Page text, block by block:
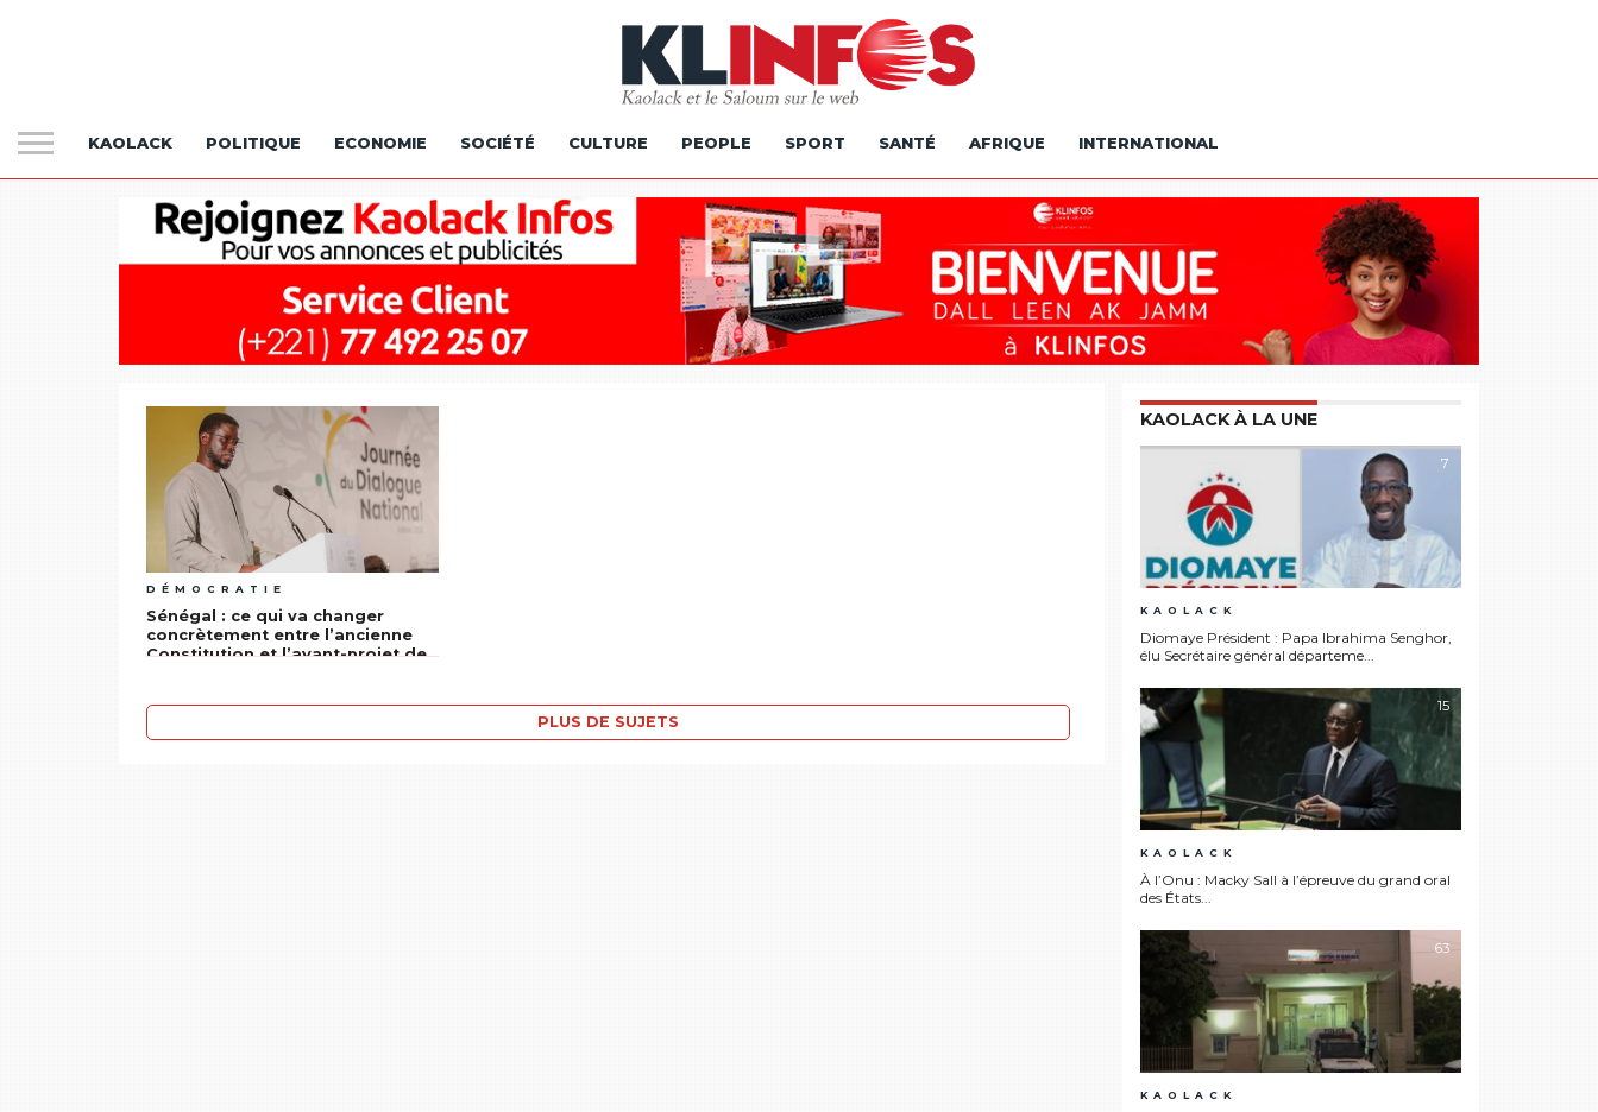
KAOLACK POLITIQUE ECONOMIE SOCIÉTÉ CULTURE PEOPLE SPORT SANTÉ AFRIQUE INTERNATIONAL
DÉMOCRATIE
Sénégal : ce qui va changer
concrètement entre l’ancienne
Constitution et l’avant-projet de
PLUS DE SUJETS
KAOLACK À LA UNE
7
KAOLACK
Diomaye Président : Papa Ibrahima Senghor,
élu Secrétaire général départeme...
15
KAOLACK
À l’Onu : Macky Sall à l’épreuve du grand oral
des États...
63
KAOLACK